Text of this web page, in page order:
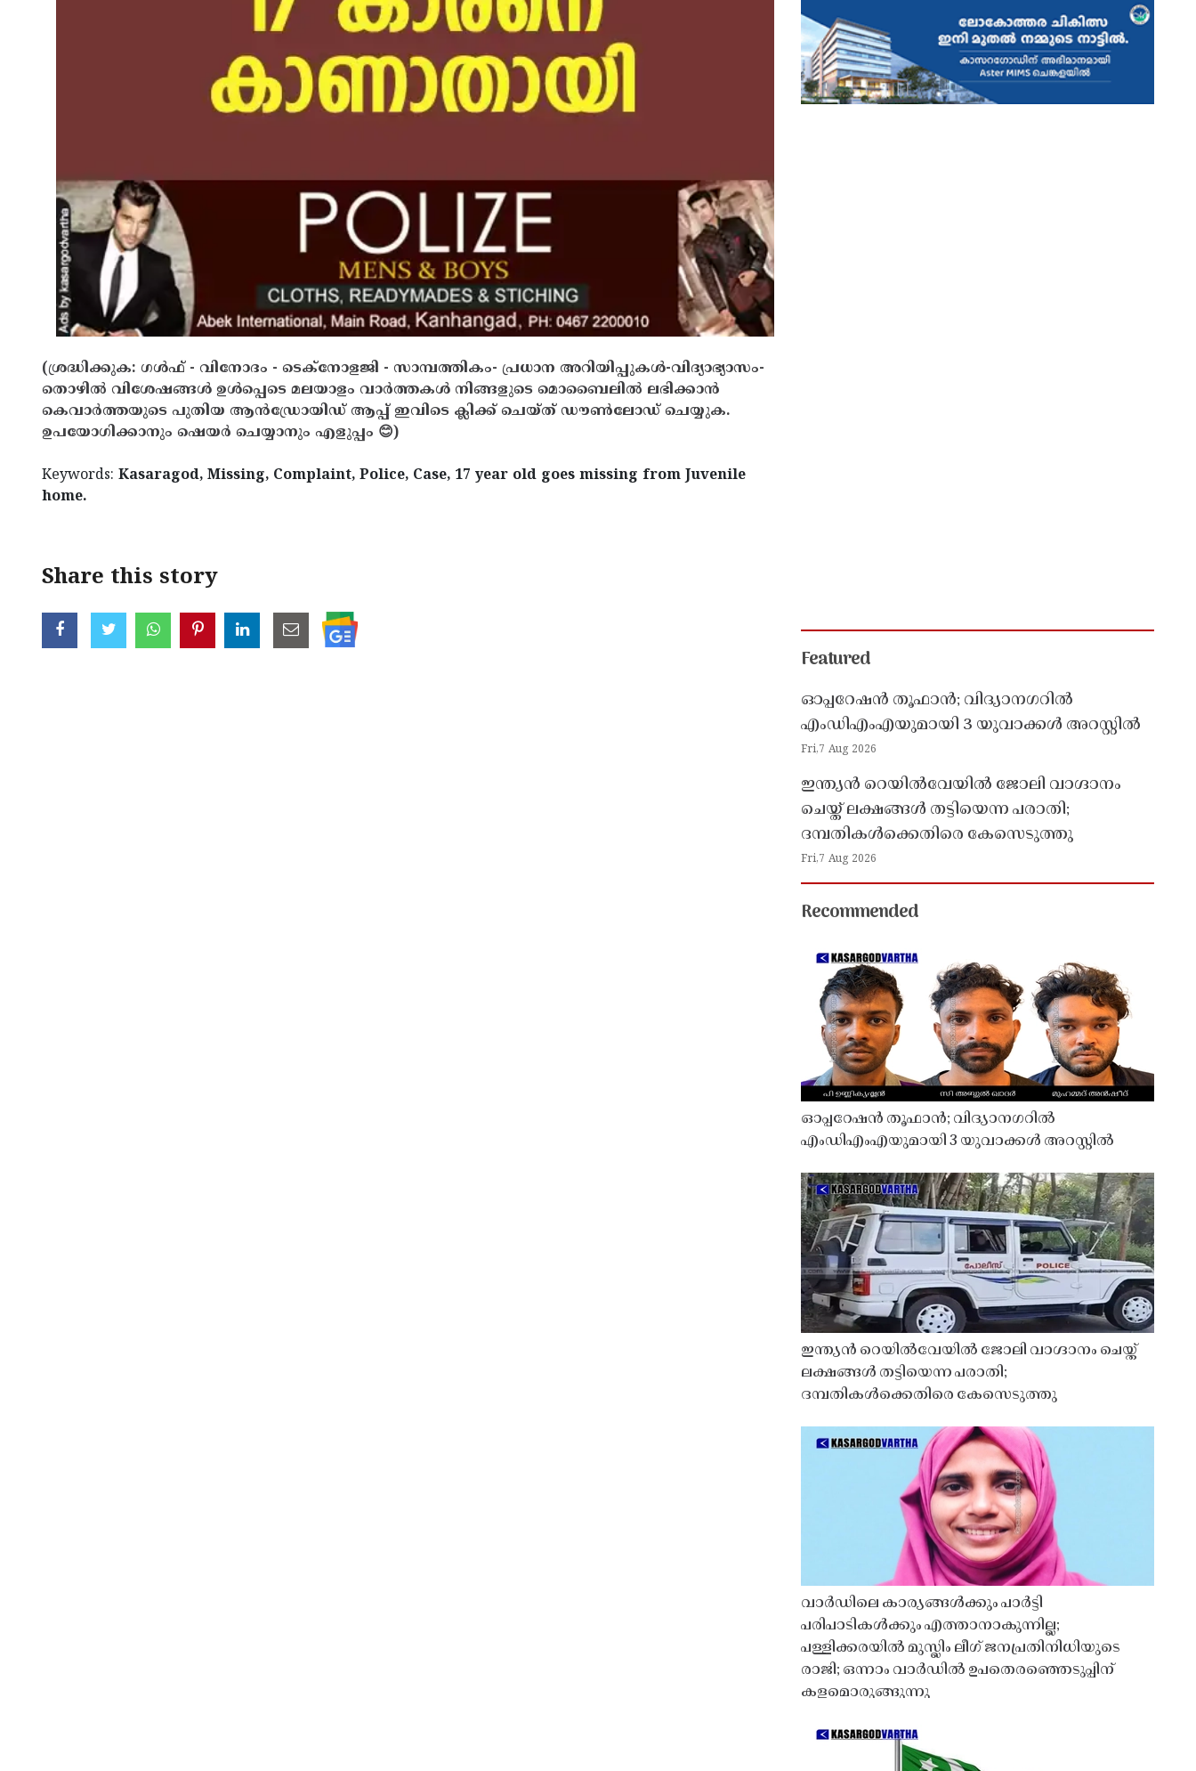
(ശ്രദ്ധിക്കുക: ഗൾഫ് - വിനോദം - ടെക്നോളജി - സാമ്പത്തികം- പ്രധാന അറിയിപ്പുകൾ-വിദ്യാഭ്യാസം-
തൊഴിൽ വിശേഷങ്ങൾ ഉൾപ്പെടെ മലയാളം വാർത്തകൾ നിങ്ങളുടെ മൊബൈലിൽ ലഭിക്കാൻ
കെവാർത്തയുടെ പുതിയ ആൻഡ്രോയിഡ് ആപ്പ് ഇവിടെ ക്ലിക്ക് ചെയ്ത് ഡൗൺലോഡ് ചെയ്യുക.
ഉപയോഗിക്കാനും ഷെയർ ചെയ്യാനും എളുപ്പം 😊)
Keywords: Kasaragod, Missing, Complaint, Police, Case, 17 year old goes missing from Juvenile
home.
Share this story
Featured
ഓപ്പറേഷൻ തൂഫാൻ; വിദ്യാനഗറിൽ
എംഡിഎംഎയുമായി 3 യുവാക്കൾ അറസ്റ്റിൽ
Fri,7 Aug 2026
ഇന്ത്യൻ റെയിൽവേയിൽ ജോലി വാഗ്ദാനം
ചെയ്ത് ലക്ഷങ്ങൾ തട്ടിയെന്ന പരാതി;
ദമ്പതികൾക്കെതിരെ കേസെടുത്തു
Fri,7 Aug 2026
Recommended
ഓപ്പറേഷൻ തൂഫാൻ; വിദ്യാനഗറിൽ
എംഡിഎംഎയുമായി 3 യുവാക്കൾ അറസ്റ്റിൽ
ഇന്ത്യൻ റെയിൽവേയിൽ ജോലി വാഗ്ദാനം ചെയ്ത്
ലക്ഷങ്ങൾ തട്ടിയെന്ന പരാതി;
ദമ്പതികൾക്കെതിരെ കേസെടുത്തു
വാർഡിലെ കാര്യങ്ങൾക്കും പാർട്ടി
പരിപാടികൾക്കും എത്താനാകുന്നില്ല;
പള്ളിക്കരയിൽ മുസ്ലിം ലീഗ് ജനപ്രതിനിധിയുടെ
രാജി; ഒന്നാം വാർഡിൽ ഉപതെരഞ്ഞെടുപ്പിന്
കളമൊരുങ്ങുന്നു